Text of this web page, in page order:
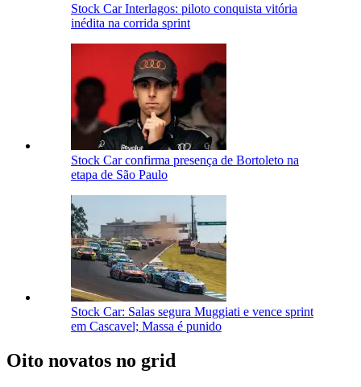
Stock Car Interlagos: piloto conquista vitória
inédita na corrida sprint
Stock Car confirma presença de Bortoleto na
etapa de São Paulo
Stock Car: Salas segura Muggiati e vence sprint
em Cascavel; Massa é punido
Oito novatos no grid